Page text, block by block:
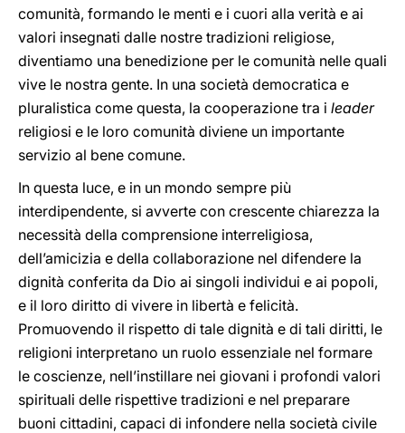
comunità, formando le menti e i cuori alla verità e ai
valori insegnati dalle nostre tradizioni religiose,
diventiamo una benedizione per le comunità nelle quali
vive le nostra gente. In una società democratica e
pluralistica come questa, la cooperazione tra i leader
religiosi e le loro comunità diviene un importante
servizio al bene comune.
In questa luce, e in un mondo sempre più
interdipendente, si avverte con crescente chiarezza la
necessità della comprensione interreligiosa,
dell’amicizia e della collaborazione nel difendere la
dignità conferita da Dio ai singoli individui e ai popoli,
e il loro diritto di vivere in libertà e felicità.
Promuovendo il rispetto di tale dignità e di tali diritti, le
religioni interpretano un ruolo essenziale nel formare
le coscienze, nell’instillare nei giovani i profondi valori
spirituali delle rispettive tradizioni e nel preparare
buoni cittadini, capaci di infondere nella società civile